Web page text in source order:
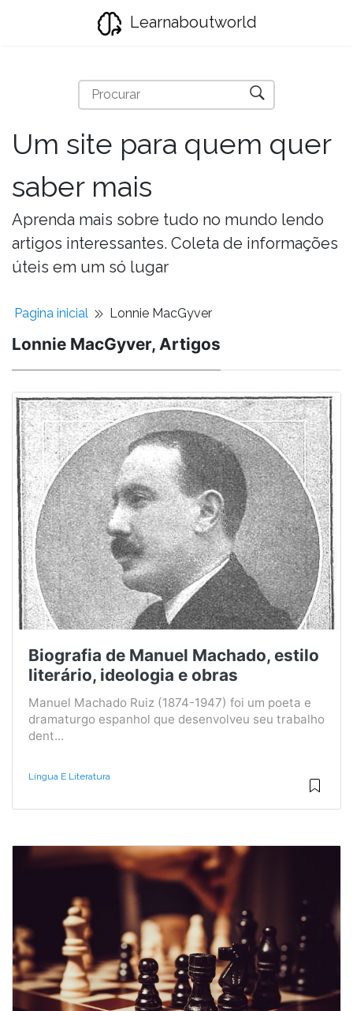
Learnaboutworld
Um site para quem quer
saber mais
Aprenda mais sobre tudo no mundo lendo
artigos interessantes. Coleta de informações
úteis em um só lugar
Pagina inicial Lonnie MacGyver
Lonnie MacGyver, Artigos
Biografia de Manuel Machado, estilo
literário, ideologia e obras
Manuel Machado Ruiz (1874-1947) foi um poeta e
dramaturgo espanhol que desenvolveu seu trabalho
dent...
Língua E Literatura